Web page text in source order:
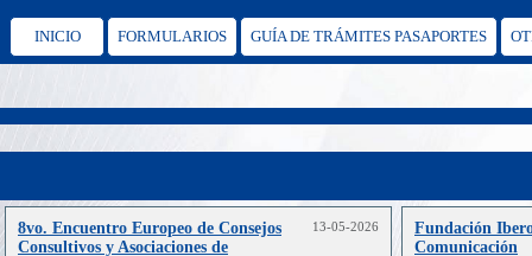
INICIO FORMULARIOS GUÍA DE TRÁMITES PASAPORTES
8vo. Encuentro Europeo de Consejos
Consultivos y Asociaciones de
13-05-2026
Fundación
Comunicación